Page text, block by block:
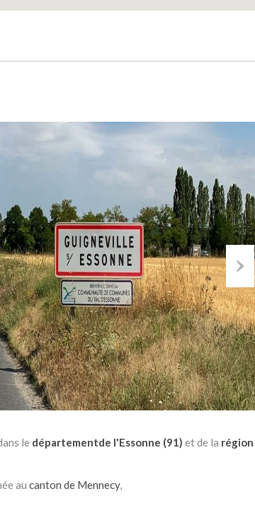
Next
le départementde l'Essonne (91) et de la région
au canton de Mennecy,